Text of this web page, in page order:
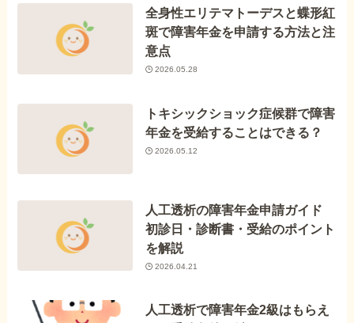
全身性エリテマトーデスと蝶形紅
斑で障害年金を申請する方法と注
意点
2026.05.28
トキシックショック症候群で障害
年金を受給することはできる？
2026.05.12
人工透析の障害年金申請ガイド
初診日・診断書・受給のポイント
を解説
2026.04.21
人工透析で障害年金2級はもらえ